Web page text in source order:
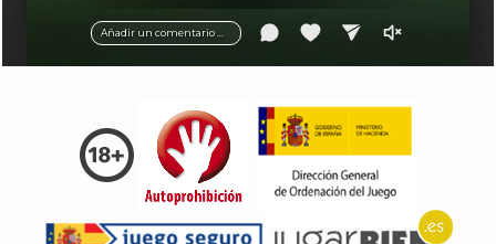
Añadir un comentario ...